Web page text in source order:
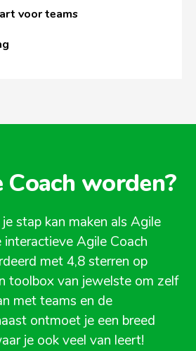
voor teams
worden?
stap kan maken als Agile
interactieve Agile Coach
met 4,8 sterren op
toolbox van jewelste om zelf
met teams en de
ontmoet je een breed
je ook veel van leert!